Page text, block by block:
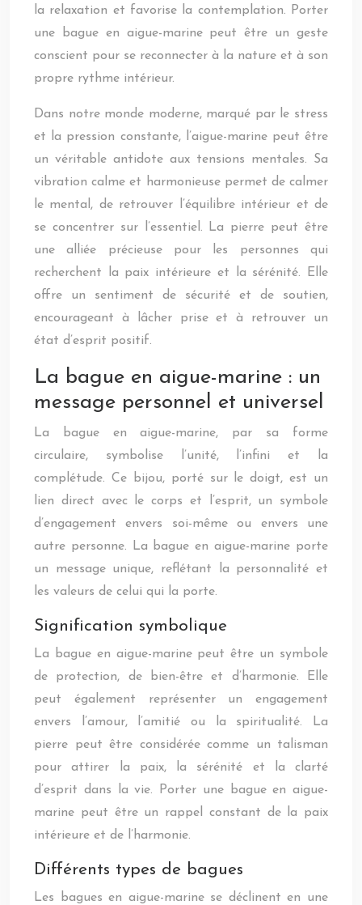
la relaxation et favorise la contemplation. Porter
une bague en aigue-marine peut être un geste
conscient pour se reconnecter à la nature et à son
propre rythme intérieur.
Dans notre monde moderne, marqué par le stress
et la pression constante, l’aigue-marine peut être
un véritable antidote aux tensions mentales. Sa
vibration calme et harmonieuse permet de calmer
le mental, de retrouver l’équilibre intérieur et de
se concentrer sur l’essentiel. La pierre peut être
une alliée précieuse pour les personnes qui
recherchent la paix intérieure et la sérénité. Elle
offre un sentiment de sécurité et de soutien,
encourageant à lâcher prise et à retrouver un
état d’esprit positif.
La bague en aigue-marine : un
message personnel et universel
La bague en aigue-marine, par sa forme
circulaire, symbolise l’unité, l’infini et la
complétude. Ce bijou, porté sur le doigt, est un
lien direct avec le corps et l’esprit, un symbole
d’engagement envers soi-même ou envers une
autre personne. La bague en aigue-marine porte
un message unique, reflétant la personnalité et
les valeurs de celui qui la porte.
Signification symbolique
La bague en aigue-marine peut être un symbole
de protection, de bien-être et d’harmonie. Elle
peut également représenter un engagement
envers l’amour, l’amitié ou la spiritualité. La
pierre peut être considérée comme un talisman
pour attirer la paix, la sérénité et la clarté
d’esprit dans la vie. Porter une bague en aigue-
marine peut être un rappel constant de la paix
intérieure et de l’harmonie.
Différents types de bagues
Les bagues en aigue-marine se déclinent en une